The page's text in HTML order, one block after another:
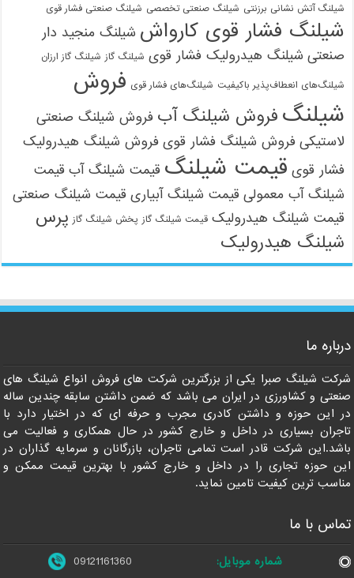
شیلنگ آتش نشانی برزنتی شیلنگ صنعتی تخصصی شیلنگ صنعتی فشار قوی
شیلنگ فشار قوی کارواش شیلنگ منجید دار
صنعتی شیلنگ هیدرولیک فشار قوی شیلنگ گاز شیلنگ گاز ارزان
شیلنگ‌های انعطاف‌پذیر باکیفیت شیلنگ‌های فشار قوی فروش
شیلنگ فروش شیلنگ آب فروش شیلنگ صنعتی
لاستیکی فروش شیلنگ فشار قوی فروش شیلنگ هیدرولیک
فشار قوی قیمت شیلنگ قیمت شیلنگ آب قیمت
شیلنگ آب معمولی قیمت شیلنگ آبیاری قیمت شیلنگ صنعتی
قیمت شیلنگ هیدرولیک قیمت شیلنگ گاز پخش شیلنگ گاز پرس
شیلنگ هیدرولیک
درباره ما
شرکت شیلنگ صبرا یکی از بزرگترین شرکت های فروش انواع شیلنگ های
صنعتی و کشاورزی در ایران می باشد که ضمن داشتن سابقه چندین ساله
در این حوزه و داشتن کادری مجرب و حرفه ای که در اختیار دارد با
تاجران بسیاری در داخل و خارج کشور در حال همکاری و فعالیت می
باشد.این شرکت قادر است تمامی تاجران، بازرگانان و سرمایه گذاران در
این حوزه تجاری را در داخل و خارج کشور با بهترین قیمت ممکن و
مناسب ترین کیفیت تامین نماید.
تماس با ما
شماره موبایل:
09121161360